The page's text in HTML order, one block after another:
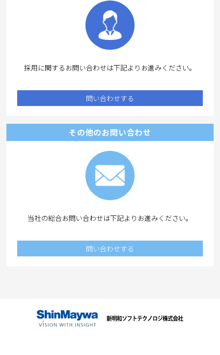
採用に関するお問い合わせは下記よりお進みください。
問い合わせする
その他のお問い合わせ
当社の総合お問い合わせは下記よりお進みください。
問い合わせする